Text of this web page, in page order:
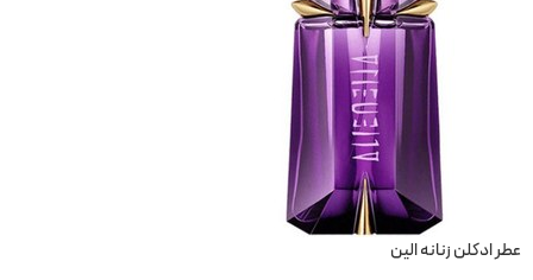
عطر ادکلن زنانه الین